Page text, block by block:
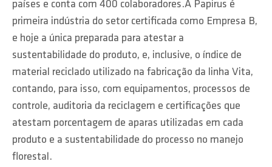
países e conta com 400 colaboradores.A Papirus é
primeira indústria do setor certificada como Empresa B,
e hoje a única preparada para atestar a
sustentabilidade do produto, e, inclusive, o índice de
material reciclado utilizado na fabricação da linha Vita,
contando, para isso, com equipamentos, processos de
controle, auditoria da reciclagem e certificações que
atestam porcentagem de aparas utilizadas em cada
produto e a sustentabilidade do processo no manejo
florestal.